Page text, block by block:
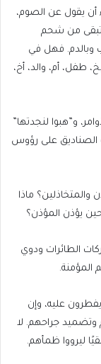
أن يقول عن الصوم،
تبقى من شحم
وبالدم. فهل في
طفل، أم، والد، أخ،
و”هبوا لنجدتها”
الصناديق على رؤوس
والمتخاذلين؟ ماذا
يؤذن المؤذن؟
الطائرات ودوي
المؤمنة.
عليه، وإن
جراحهم. لا
ليرووا ظمأهم.